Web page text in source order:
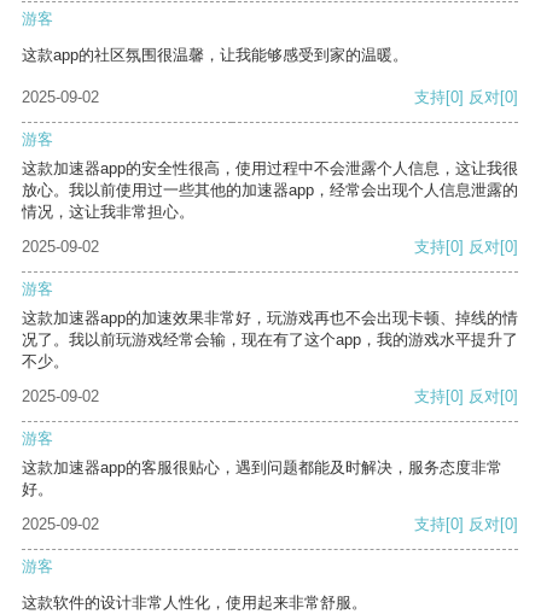
游客
这款app的社区氛围很温馨，让我能够感受到家的温暖。
2025-09-02 支持[0] 反对[0]
游客
这款加速器app的安全性很高，使用过程中不会泄露个人信息，这让我很
放心。我以前使用过一些其他的加速器app，经常会出现个人信息泄露的
情况，这让我非常担心。
2025-09-02
支持[0] 反对[0]
游客
这款加速器app的加速效果非常好，玩游戏再也不会出现卡顿、掉线的情
况了。我以前玩游戏经常会输，现在有了这个app，我的游戏水平提升了
不少。
2025-09-02
支持[0] 反对[0]
游客
这款加速器app的客服很贴心，遇到问题都能及时解决，服务态度非常
好。
2025-09-02
支持[0] 反对[0]
游客
这款软件的设计非常人性化，使用起来非常舒服。